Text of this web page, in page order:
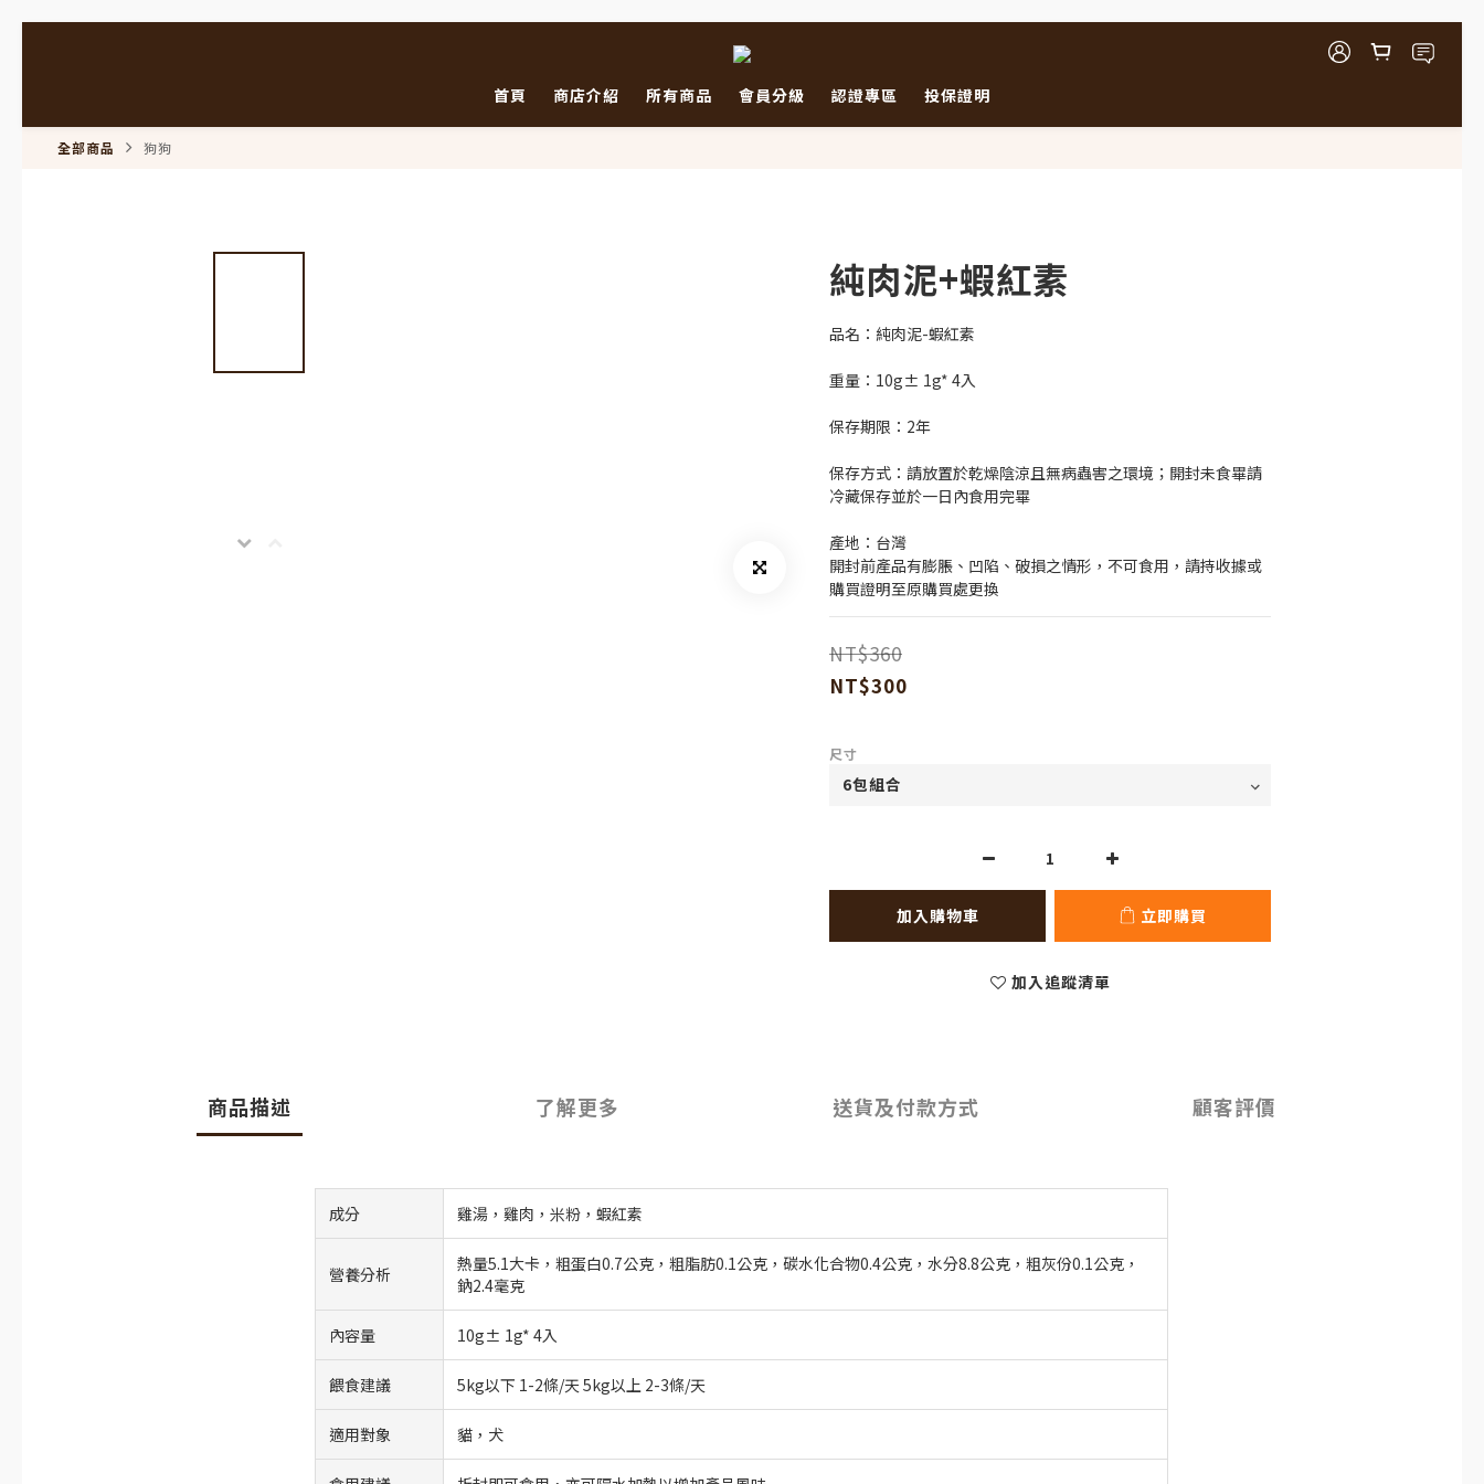
首頁 商店介紹 所有商品 會員分級 認證專區 投保證明
全部商品 狗狗
純肉泥+蝦紅素
品名：純肉泥-蝦紅素
重量：10g± 1g* 4入
保存期限：2年
保存方式：請放置於乾燥陰涼且無病蟲害之環境；開封未食畢請
冷藏保存並於一日內食用完畢
產地：台灣
開封前產品有膨脹、凹陷、破損之情形，不可食用，請持收據或
購買證明至原購買處更換
NT$360
NT$300
尺寸
加入購物車 立即購買
加入追蹤清單
商品描述 了解更多 送貨及付款方式 顧客評價
成分 雞湯，雞肉，米粉，蝦紅素
營養分析
熱量5.1大卡，粗蛋白0.7公克，粗脂肪0.1公克，碳水化合物0.4公克，水分8.8公克，粗灰份0.1公克，
鈉2.4毫克
內容量 10g± 1g* 4入
餵食建議 5kg以下 1-2條/天 5kg以上 2-3條/天
適用對象 貓，犬